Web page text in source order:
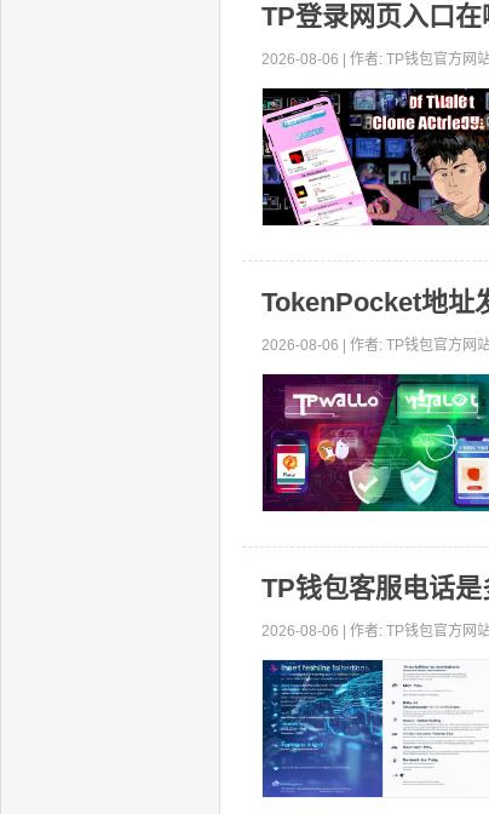
TP登录网页入口
2026-08-06 | 作者: TP钱包官方网站
TokenPocket地址
2026-08-06 | 作者: TP钱包官方网站
TP钱包客服电话
2026-08-06 | 作者: TP钱包官方网站